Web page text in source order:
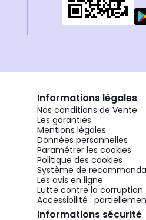
Informations légales
Nos conditions de Vente
Les garanties
Mentions légales
Données personnelles
Paramétrer les cookies
Politique des cookies
Système de
Les avis en ligne
Lutte contre la corruption
Accessibilité :
Informations sécurité